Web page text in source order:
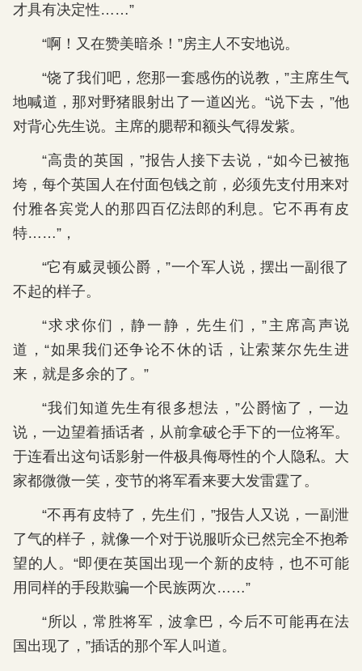
才具有决定性……”
“啊！又在赞美暗杀！”房主人不安地说。
“饶了我们吧，您那一套感伤的说教，”主席生气
地喊道，那对野猪眼射出了一道凶光。“说下去，”他
对背心先生说。主席的腮帮和额头气得发紫。
“高贵的英国，”报告人接下去说，“如今已被拖
垮，每个英国人在付面包钱之前，必须先支付用来对
付雅各宾党人的那四百亿法郎的利息。它不再有皮
特……”，
“它有威灵顿公爵，”一个军人说，摆出一副很了
不起的样子。
“求求你们，静一静，先生们，”主席高声说
道，“如果我们还争论不休的话，让索莱尔先生进
来，就是多余的了。”
“我们知道先生有很多想法，”公爵恼了，一边
说，一边望着插话者，从前拿破仑手下的一位将军。
于连看出这句话影射一件极具侮辱性的个人隐私。大
家都微微一笑，变节的将军看来要大发雷霆了。
“不再有皮特了，先生们，”报告人又说，一副泄
了气的样子，就像一个对于说服听众已然完全不抱希
望的人。“即便在英国出现一个新的皮特，也不可能
用同样的手段欺骗一个民族两次……”
“所以，常胜将军，波拿巴，今后不可能再在法
国出现了，”插话的那个军人叫道。